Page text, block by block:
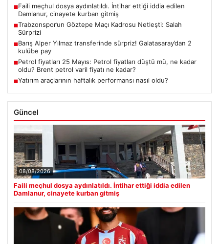
■Faili meçhul dosya aydınlatıldı. İntihar ettiği iddia edilen
Damlanur, cinayete kurban gitmiş
■Trabzonspor’un Göztepe Maçı Kadrosu Netleşti: Salah
Sürprizi
■Barış Alper Yılmaz transferinde sürpriz! Galatasaray’dan 2
kulübe pay
■Petrol fiyatları 25 Mayıs: Petrol fiyatları düştü mü, ne kadar
oldu? Brent petrol varil fiyatı ne kadar?
■Yatırım araçlarının haftalık performansı nasıl oldu?
Güncel
08/08/2026
Faili meçhul dosya aydınlatıldı. İntihar ettiği iddia edilen
Damlanur, cinayete kurban gitmiş